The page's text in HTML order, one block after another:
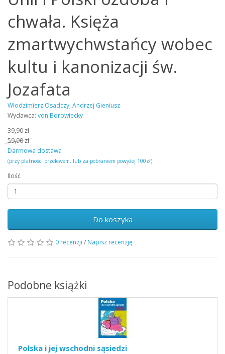
chwała. Księża
zmartwychwstańcy wobec
kultu i kanonizacji św.
Jozafata
Włodzimierz Osadczy, Andrzej Gieniusz
Wydawca: von Borowiecky
39,90 zł
59,90 zł
Darmowa dostawa
(przy płatności przelewem, lub za pobraniem powyżej 100zł)
Ilość
Do koszyka
0 recenzji / Napisz recenzję
Podobne książki
Polska i jej wschodni sąsiedzi